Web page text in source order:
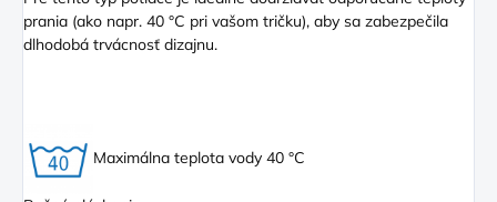
prania (ako napr. 40 °C pri vašom tričku), aby sa zabezpečila
dlhodobá trvácnosť dizajnu.
Maximálna teplota vody 40 °C